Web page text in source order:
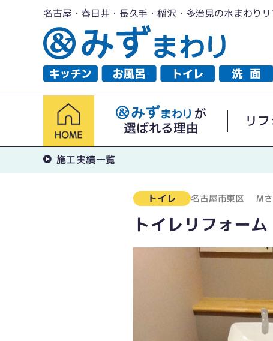
名古屋・春日井・長久手・稲沢・多治見の水まわり
が
選ばれる理由
リ
施工実績一覧
トイレ 名古屋市東区 M
トイレリフォー